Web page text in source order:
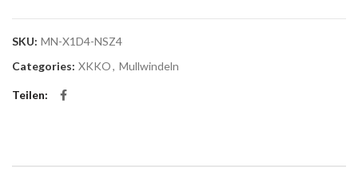
SKU: MN-X1D4-NSZ4
Categories: XKKO, Mullwindeln
Teilen